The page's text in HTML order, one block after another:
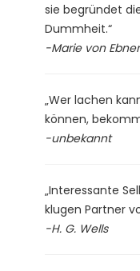
sie begründet
Dummheit.“
-Marie von
„Wer lachen
können,
-unbekannt
„Interessante
klugen Partner
-H. G. Wells